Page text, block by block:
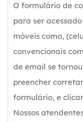
O formulário de
para ser
móveis como,
convencionais
de email se
preencher
formulário, e
Nossos